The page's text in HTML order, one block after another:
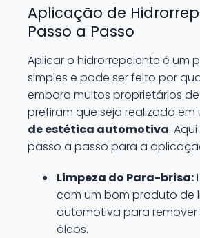
Aplicação de
Passo a Passo
Aplicar o hidrorrepelente é um
simples e pode ser feito por
embora muitos proprietários
prefiram que seja realizado em
de estética automotiva.
passo a passo para a
Limpeza do Para-brisa:
com um bom produto de
automotiva para remover
óleos.